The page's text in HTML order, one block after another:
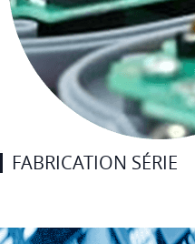
FABRICATION SÉRIE